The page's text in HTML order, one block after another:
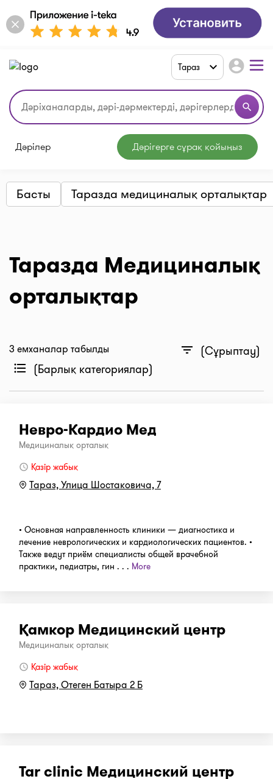
search
Тараз account_circle
Дәрілер Дәрігерге сұрақ қойыңыз
Басты Таразда медициналық орталықтар
Таразда Медициналық
орталықтар
3 емханалар табылды filter_list (Сұрыптау)
format_list_bulleted (Барлық категориялар)
Невро-Кардио Мед
Медициналық орталық
Қазір жабық
Тараз, ​Улица Шостаковича, 7
• Основная направленность клиники — диагностика и
лечение неврологических и кардиологических пациентов. •
Также ведут приём специалисты общей врачебной
практики, педиатры, гин . . . More
Қамкор Медицинский центр
Медициналық орталық
Қазір жабық
Тараз, Отеген Батыра 2 Б
Tar clinic Медицинский центр